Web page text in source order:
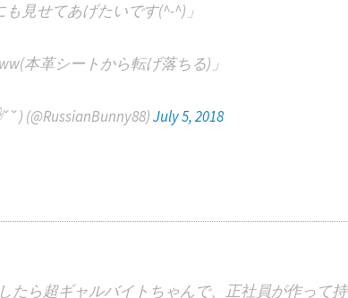
見せてあげたいです(^-^)」
本革シートから転げ落ちる)」
) (@RussianBunny88)July 5, 2018
たら超ギャルバイトちゃんで、正社員が作って持